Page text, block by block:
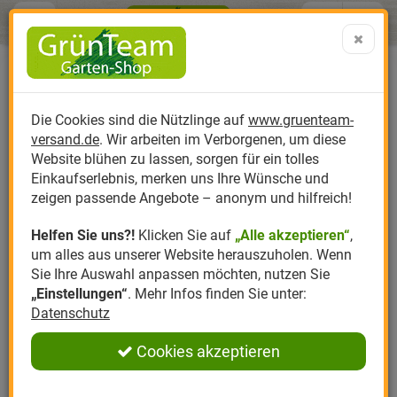
Produktkatalog
Anzucht
Dünger
Erde
Kompost
Pflanzenstärkung
Nützlinge Nützlinge gegen
Nützlingsarten
Nützlingsförderung
Nützlingszubehör
Hersteller
Biplantol
Felco
Gloria
Greenfield
Romberg
Themenwelt
Gemüsegarten
Rasen
Rosen
Ziergarten
Kräutergarten
Ratgeber
Aktuelle Themen
Schädlinge aktuell
Angebote
Sparsets / Set-
Angebote
0 ARTIKEL IM WARENKORB
Ergebnisse (4) Fertig
Menü Search
Ulmenblasenlaus
DER SCHÄDLING DIE
ULMENBLASENLAUS
durch die blasenförmigen, gestielten Gallen entlang der
Blattmittelrippe an der Blattoberseite angezeigt. Diese
Gallen färben sich nach und nach rot und dann braun. Im
Inneren der Gallen wachsen die jungen
Blattläuse
Sobald sie schlüpfen, verlassen sie die Ulmen und siedeln
sich an den Wurzeln von Gräsern an. Erst im Herbst kehren
sie an die Ulmen zurück, um hier in Rindenritzen zu
überwintern.
Die Cookies sind die Nützlinge auf www.gruenteam-
versand.de. Wir arbeiten im Verborgenen, um diese
Website blühen zu lassen, sorgen für ein tolles
Einkaufserlebnis, merken uns Ihre Wünsche und
zeigen passende Angebote – anonym und hilfreich!
Helfen Sie uns?! Klicken Sie auf „Alle akzeptieren“,
um alles aus unserer Website herauszuholen. Wenn
Sie Ihre Auswahl anpassen möchten, nutzen Sie
„Einstellungen“. Mehr Infos finden Sie unter:
Datenschutz
Cookies akzeptieren